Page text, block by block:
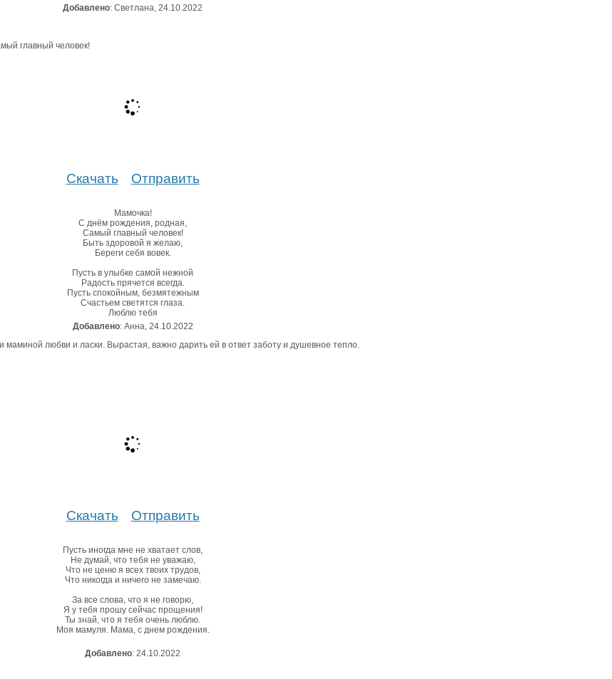
Добавлено: Светлана, 24.10.2022
Скачать Отправить
Мамочка!
С днём рождения, родная,
Самый главный человек!
Быть здоровой я желаю,
Береги себя вовек.
Пусть в улыбке самой нежной
Радость прячется всегда.
Пусть спокойным, безмятежным
Счастьем светятся глаза.
Люблю тебя
Добавлено: Анна, 24.10.2022
маминой любви и ласки. Вырастая, важно дарить ей в ответ заботу и душевное тепло.
Скачать Отправить
Пусть иногда мне не хватает слов,
Не думай, что тебя не уважаю,
Что не ценю я всех твоих трудов,
Что никогда и ничего не замечаю.
За все слова, что я не говорю,
Я у тебя прошу сейчас прощения!
Ты знай, что я тебя очень люблю.
Моя мамуля. Мама, с днем рождения.
Добавлено: 24.10.2022